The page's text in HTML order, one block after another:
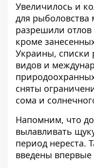
Увеличилось и
для
разрешили
кроме
Украины, списки
видов и
сняты
сома и
Напомним, что
вылавливать
период нереста.
введены впервые